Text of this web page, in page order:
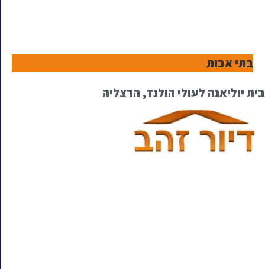
בתי אבות
בית יוליאנה לעולי הולנד, הרצליה